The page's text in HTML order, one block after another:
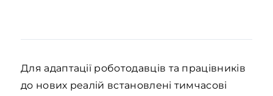
Для адаптації роботодавців та працівників
до нових реалій встановлені тимчасові